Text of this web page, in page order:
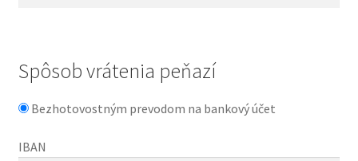
Spôsob vrátenia peňazí
Bezhotovostným prevodom na bankový účet
IBAN